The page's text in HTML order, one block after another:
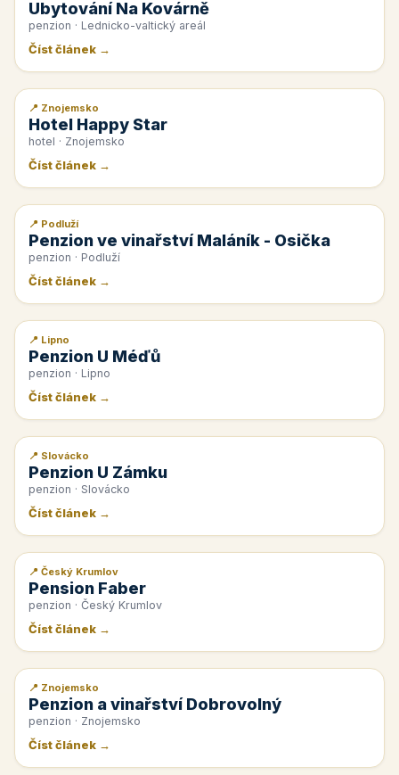
Ubytování Na Kovárně
penzion · Lednicko-valtický areál
Číst článek →
📰 PR článek
📍 Znojemsko
Hotel Happy Star
hotel · Znojemsko
Číst článek →
📰 PR článek
📍 Podluží
Penzion ve vinařství Maláník - Osička
penzion · Podluží
Číst článek →
📰 PR článek
📍 Lipno
Penzion U Méďů
penzion · Lipno
Číst článek →
📰 PR článek
📍 Slovácko
Penzion U Zámku
penzion · Slovácko
Číst článek →
📰 PR článek
📍 Český Krumlov
Pension Faber
penzion · Český Krumlov
Číst článek →
📰 PR článek
📍 Znojemsko
Penzion a vinařství Dobrovolný
penzion · Znojemsko
Číst článek →